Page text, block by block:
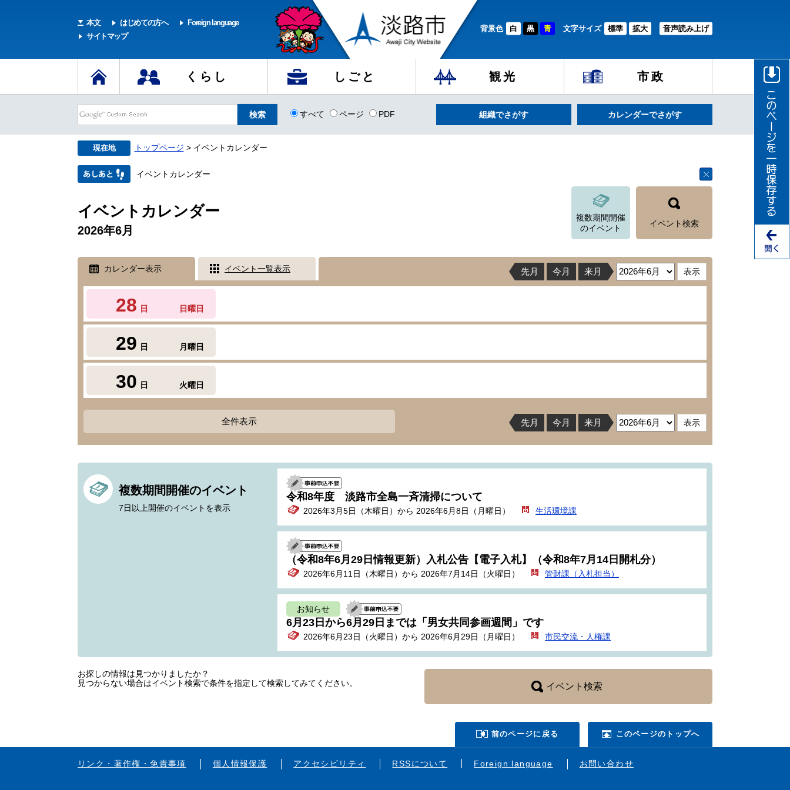
本文 はじめての方へ
Foreign language
サイトマップ
背景色 白 黒 青 文字サイズ 標準 拡大 音声読み上げ
くらし しごと 観光 市政
すべて ページ PDF 組織でさがす カレンダーでさがす
現在地 トップページ > イベントカレンダー
イベントカレンダー
イベントカレンダー
複数期間開催
のイベント
イベント検索
2026年6月
カレンダー表示 イベント一覧表示 先月 今月 来月
28 日 日曜日
29 日 月曜日
30 日 火曜日
全件表示 先月 今月 来月
複数期間開催のイベント
7日以上開催のイベントを表示
令和8年度 淡路市全島一斉清掃について
2026年3月5日（木曜日）から 2026年6月8日（月曜日） 生活環境課
（令和8年6月29日情報更新）入札公告【電子入札】（令和8年7月14日開札分）
2026年6月11日（木曜日）から 2026年7月14日（火曜日） 管財課（入札担当）
お知らせ
6月23日から6月29日までは「男女共同参画週間」です
2026年6月23日（火曜日）から 2026年6月29日（月曜日） 市民交流・人権課
お探しの情報は見つかりましたか？
見つからない場合はイベント検索で条件を指定して検索してみてください。
イベント検索
前のページに戻る このページのトップへ
リンク・著作権・免責事項 個人情報保護 アクセシビリティ RSSについて Foreign language お問い合わせ